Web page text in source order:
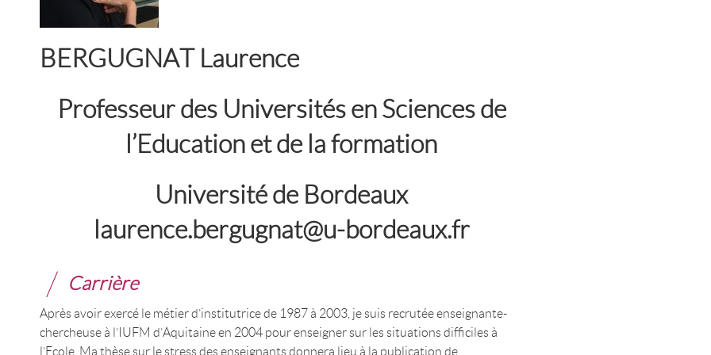
BERGUGNAT Laurence
Professeur des Universités en Sciences de
l’Education et de la formation
Université de Bordeaux
laurence.bergugnat@u-bordeaux.fr
Carrière
Après avoir exercé le métier d’institutrice de 1987 à 2003, je suis recrutée enseignante-
chercheuse à l’IUFM d’Aquitaine en 2004 pour enseigner sur les situations difficiles à
l’Ecole. Ma thèse sur le stress des enseignants donnera lieu à la publication de